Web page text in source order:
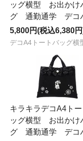
ッグ横型 お出かけ
グ 通勤通学 デコ
5,800円(税込6,380
デコA4トートバッグ横
キラキラデコA4ト
ッグ横型 お出かけ
グ 通勤通学 デコ